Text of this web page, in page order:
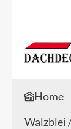
ZumZur Suche
Home
Walzblei